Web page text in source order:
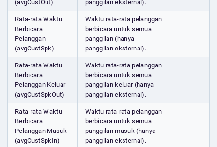
(avgCustOut)
panggilan eksternal).
Rata-rata Waktu
Berbicara
Pelanggan
(avgCustSpk)
Waktu rata-rata pelanggan
berbicara untuk semua
panggilan (hanya
panggilan eksternal).
Rata-rata Waktu
Berbicara
Pelanggan Keluar
(avgCustSpkOut)
Waktu rata-rata pelanggan
berbicara untuk semua
panggilan keluar (hanya
panggilan eksternal).
Rata-rata Waktu
Berbicara
Pelanggan Masuk
(avgCustSpkIn)
Waktu rata-rata pelanggan
berbicara untuk semua
panggilan masuk (hanya
panggilan eksternal).